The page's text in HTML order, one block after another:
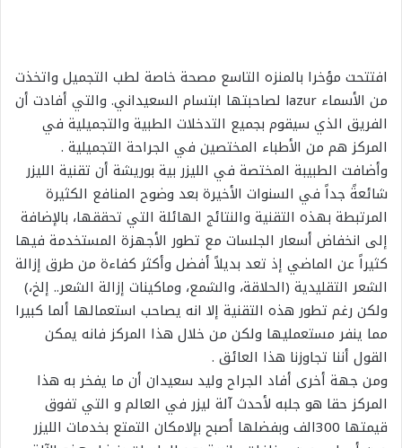
افتتحت مؤخرا بالمنزه التاسع مصحة خاصة لطب التجميل واتخذت
من الأسماء lazur لصاحبتها ابتسام السعيداني. والتي أفادت أن
الفريق الذي سيقوم بجميع التدخلات الطبية والتجميلية في
المركز هم من الأطباء المختصين في الجراحة التجميلية .
وأضافت الطبيبة المختصة في الليزر بية بوريشة أن تقنية الليزر
شائعةً جداً في السنوات الأخيرة بعد وضوح المنافع الكثيرة
المرتبطة بهذه التقنية والنتائج الهائلة التي تحققها، بالإضافة
إلى انخفاض أسعار الجلسات مع تطور الأجهزة المستخدمة فيها
كثيراً عن الماضي إذ تعد بديلاً أفضل وأكثر كفاءة من طرق إزالة
الشعر التقليدية (الحلاقة، والشمع، وماكينات إزالة الشعر.. إلخ،)
ولكن رغم تطور هذه التقنية إلا انه يصاحب استعمالها ألما كبيرا
مما ينفر مستعمليها ولكن من خلال هذا المركز فانه يمكن
القول أننا تجاوزنا هذا العائق .
ومن جهة أخرى أفاد الجراح وليد سعيدان أن ما يفخر به هذا
المركز حقا هو جلبه لأحدث آلة ليزر في العالم و التي تفوق
قيمتها 300الف وبفضلها أصبح بإلامكان التمتع بخدمات الليزر